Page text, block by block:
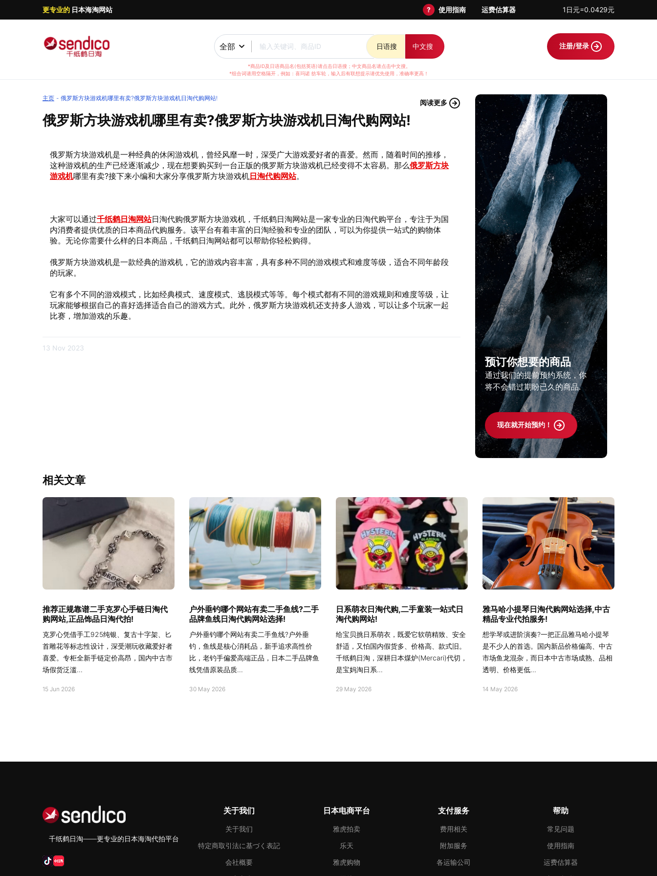
更专业的 日本海淘网站 ? 使用指南 运费估算器 1日元=0.0429元
全部 输入关键词、商品ID 日语搜 中文搜
*商品ID及日语商品名(包括英语)请点击日语搜；中文商品名请点击中文搜。
*组合词请用空格隔开，例如：喜玛诺 纺车轮，输入后有联想提示请优先使用，准确率更高！
注册/登录
主页 俄罗斯方块游戏机哪里有卖?俄罗斯方块游戏机日淘代购网站!
阅读更多
俄罗斯方块游戏机哪里有卖?俄罗斯方块游戏机日淘代购网站!
俄罗斯方块游戏机是一种经典的休闲游戏机，曾经风靡一时，深受广大游戏爱好者的喜爱。然而，随着时间的推移，
这种游戏机的生产已经逐渐减少，现在想要购买到一台正版的俄罗斯方块游戏机已经变得不太容易。那么俄罗斯方块
游戏机哪里有卖?接下来小编和大家分享俄罗斯方块游戏机日淘代购网站。
大家可以通过千纸鹤日淘网站日淘代购俄罗斯方块游戏机，千纸鹤日淘网站是一家专业的日淘代购平台，专注于为国
内消费者提供优质的日本商品代购服务。该平台有着丰富的日淘经验和专业的团队，可以为你提供一站式的购物体
验。无论你需要什么样的日本商品，千纸鹤日淘网站都可以帮助你轻松购得。
俄罗斯方块游戏机是一款经典的游戏机，它的游戏内容丰富，具有多种不同的游戏模式和难度等级，适合不同年龄段
的玩家。
它有多个不同的游戏模式，比如经典模式、速度模式、逃脱模式等等。每个模式都有不同的游戏规则和难度等级，让
玩家能够根据自己的喜好选择适合自己的游戏方式。此外，俄罗斯方块游戏机还支持多人游戏，可以让多个玩家一起
比赛，增加游戏的乐趣。
13 Nov 2023
预订你想要的商品
通过我们的提前预约系统，你
将不会错过期盼已久的商品.
现在就开始预约！
相关文章
推荐正规靠谱二手克罗心手链日淘代
购网站,正品饰品日淘代拍!
克罗心凭借手工925纯银、复古十字架、匕
首雕花等标志性设计，深受潮玩收藏爱好者
喜爱。专柜全新手链定价高昂，国内中古市
场假货泛滥...
15 Jun 2026
户外垂钓哪个网站有卖二手鱼线?二手
品牌鱼线日淘代购网站选择!
户外垂钓哪个网站有卖二手鱼线?户外垂
钓，鱼线是核心消耗品，新手追求高性价
比，老钓手偏爱高端正品，日本二手品牌鱼
线凭借原装品质...
30 May 2026
日系萌衣日淘代购,二手童装一站式日
淘代购网站!
给宝贝挑日系萌衣，既爱它软萌精致、安全
舒适，又怕国内假货多、价格高、款式旧。
千纸鹤日淘，深耕日本煤炉(Mercari)代切，
是宝妈淘日系...
29 May 2026
雅马哈小提琴日淘代购网站选择,中古
精品专业代拍服务!
想学琴或进阶演奏?一把正品雅马哈小提琴
是不少人的首选。国内新品价格偏高、中古
市场鱼龙混杂，而日本中古市场成熟、品相
透明、价格更低...
14 May 2026
千纸鹤日淘——更专业的日本海淘代拍平台
关于我们
关于我们
特定商取引法に基づく表記
会社概要
日本电商平台
雅虎拍卖
乐天
雅虎购物
支付服务
费用相关
附加服务
各运输公司
帮助
常见问题
使用指南
运费估算器